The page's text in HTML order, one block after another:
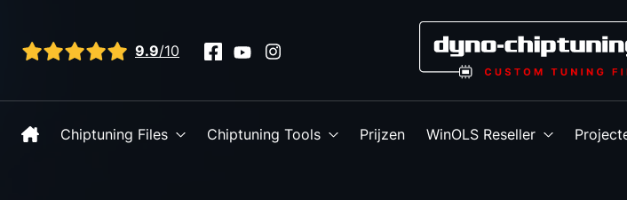
Bekijk alle reviews9.9/10
Chiptuning Files Chiptuning Tools Prijzen WinOLS Reseller